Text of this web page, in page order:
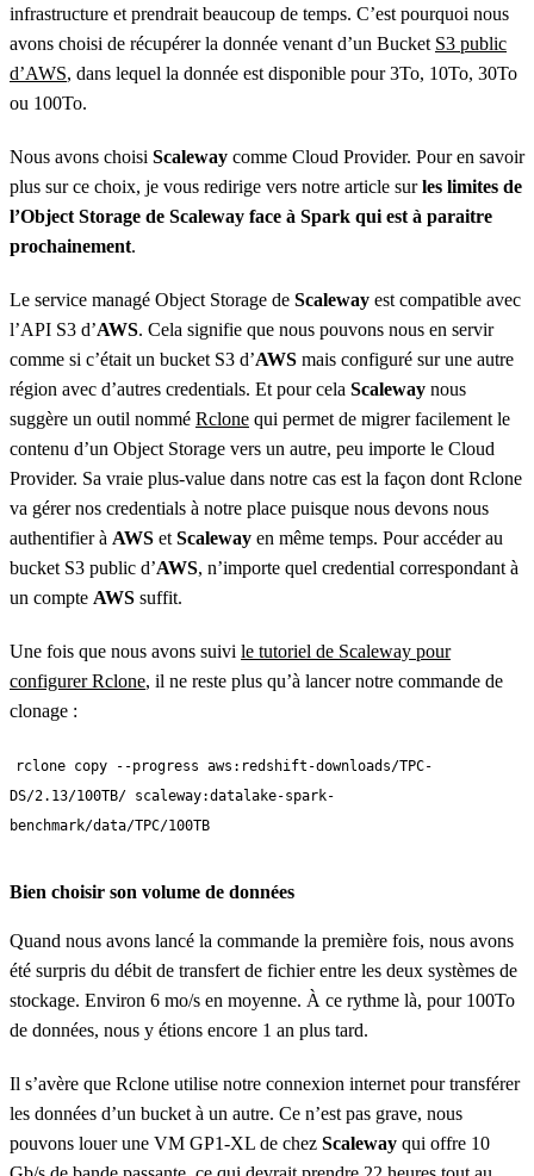
infrastructure et prendrait beaucoup de temps. C’est pourquoi nous
avons choisi de récupérer la donnée venant d’un Bucket S3 public
d’AWS, dans lequel la donnée est disponible pour 3To, 10To, 30To
ou 100To.
Nous avons choisi Scaleway comme Cloud Provider. Pour en savoir
plus sur ce choix, je vous redirige vers notre article surles limites de
l’Object Storage de Scaleway face à Spark qui est à paraitre
prochainement.
Le service managé Object Storage de Scaleway est compatible avec
l’API S3 d’AWS. Cela signifie que nous pouvons nous en servir
comme si c’était un bucket S3 d’AWS mais configuré sur une autre
région avec d’autres credentials. Et pour cela Scaleway nous
suggère un outil nommé Rclone qui permet de migrer facilement le
contenu d’un Object Storage vers un autre, peu importe le Cloud
Provider. Sa vraie plus-value dans notre cas est la façon dont Rclone
va gérer nos credentials à notre place puisque nous devons nous
authentifier à AWS et Scaleway en même temps. Pour accéder au
bucket S3 public d’AWS, n’importe quel credential correspondant à
un compte AWS suffit.
Une fois que nous avons suivi le tutoriel de Scaleway pour
configurer Rclone, il ne reste plus qu’à lancer notre commande de
clonage :
rclone copy --progress aws:redshift-downloads/TPC-
DS/2.13/100TB/ scaleway:datalake-spark-
benchmark/data/TPC/100TB
Bien choisir son volume de données
Quand nous avons lancé la commande la première fois, nous avons
été surpris du débit de transfert de fichier entre les deux systèmes de
stockage. Environ 6 mo/s en moyenne. À ce rythme là, pour 100To
de données, nous y étions encore 1 an plus tard.
Il s’avère que Rclone utilise notre connexion internet pour transférer
les données d’un bucket à un autre. Ce n’est pas grave, nous
pouvons louer une VM GP1-XL de chez Scaleway qui offre 10